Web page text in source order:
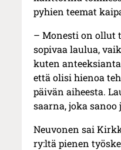
pyhien teemat
– Monesti on ollut
sopivaa laulua,
kuten
että olisi hienoa
päivän aiheesta.
saarna, joka
Neuvonen sai
ry:ltä pienen